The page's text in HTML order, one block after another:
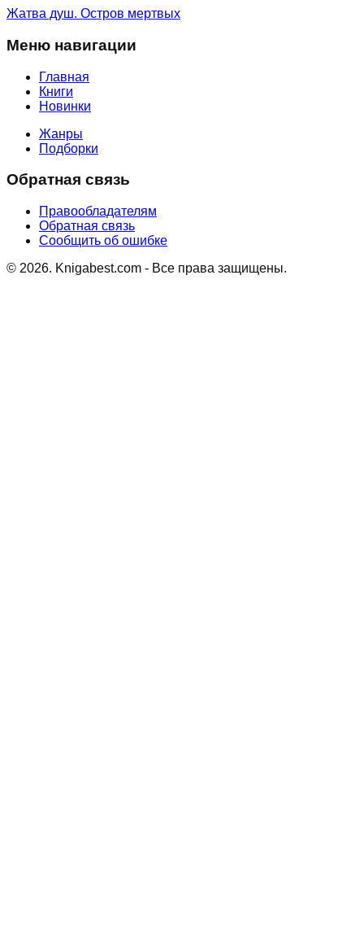
Жатва душ. Остров мертвых
Меню навигации
Главная
Книги
Новинки
Жанры
Подборки
Обратная связь
Правообладателям
Обратная связь
Сообщить об ошибке
© 2026. Knigabest.com - Все права защищены.